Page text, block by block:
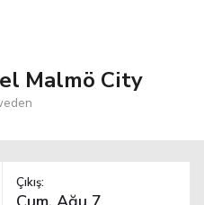
Malmö City
Çıkış: